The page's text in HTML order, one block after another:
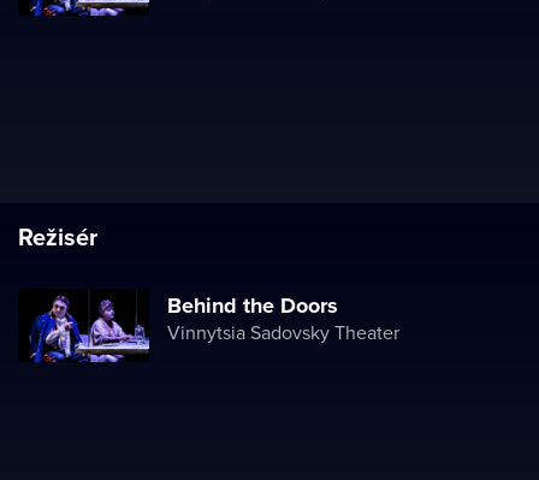
Režisér
Behind the Doors
Vinnytsia Sadovsky Theater